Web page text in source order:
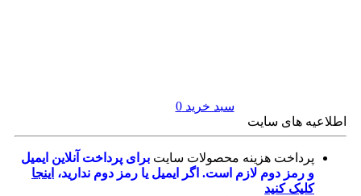
سبد خرید0
اطلاعیه های سایت
پرداخت هزینه محصولات سایت برای پرداخت آنلاین ایمیل
و رمز دوم لازم است. اگر ایمیل یا رمز دوم ندارید، اینجا
کلیک کنید